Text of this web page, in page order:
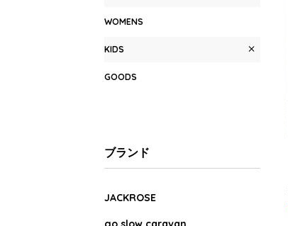
WOMENS
KIDS
GOODS
ブランド
JACKROSE